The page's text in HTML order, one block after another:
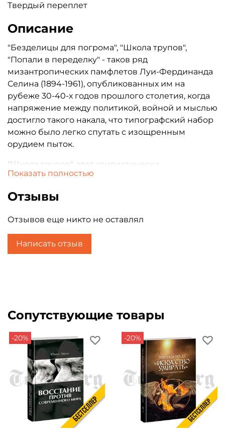
Твердый переплет
Описание
"Безделицы для погрома", "Школа трупов",
"Попали в переделку" - таков ряд
мизантропических памфлетов Луи-Фердинанда
Селина (1894-1961), опубликованных им на
рубеже 30-40-х годов прошлого столетия, когда
напряжение между политикой, войной и мыслью
достигло такого накала, что типографский набор
можно было легко спутать с изощренным
орудием пыток.
"Школа трупов", этот стилистически
безукоризненный образчик ядовитого
евреев, французов, немцев, европейцев,
коммунистов, капиталистов, демократов,
патриотов, нацистов, пролетариат, буржуазию и
пр. пр. пр. Неистовство Селина не умещается в
Показать полностью
Отзывы
Отзывов еще никто не оставлял
Написать отзыв
Сопутствующие товары
-20% -20%